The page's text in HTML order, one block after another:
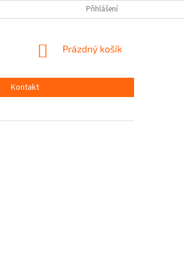
Přihlášení
NÁKUPNÍ
Prázdný košík
Kontakt